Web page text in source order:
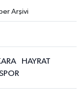
Arşivi
HAYRAT